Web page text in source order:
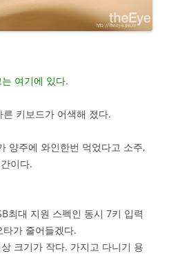
여기에 있다.
키보드가 어색해 졌다.
양주에 와인한번 먹었다고 소주,
이다.
최대 지원 스펙인 동시 7키 입력
가 줄어들겠다.
크기가 작다. 가지고 다니기 용